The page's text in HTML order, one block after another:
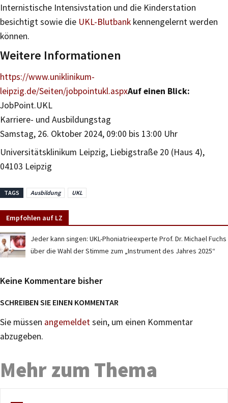
Internistische Intensivstation und die Kinderstation
besichtigt sowie die UKL-Blutbank kennengelernt werden
können.
Weitere Informationen
https://www.uniklinikum-
leipzig.de/Seiten/jobpointukl.aspxAuf einen Blick:
JobPoint.UKL
Karriere- und Ausbildungstag
Samstag, 26. Oktober 2024, 09:00 bis 13:00 Uhr
Universitätsklinikum Leipzig, Liebigstraße 20 (Haus 4),
04103 Leipzig
TAGS Ausbildung UKL
Empfohlen auf LZ
Jeder kann singen: UKL-Phoniatrieexperte Prof. Dr. Michael Fuchs
über die Wahl der Stimme zum „Instrument des Jahres 2025“
Keine Kommentare bisher
SCHREIBEN SIE EINEN KOMMENTAR
Sie müssen angemeldetsein, um einen Kommentar
abzugeben.
Mehr zum Thema